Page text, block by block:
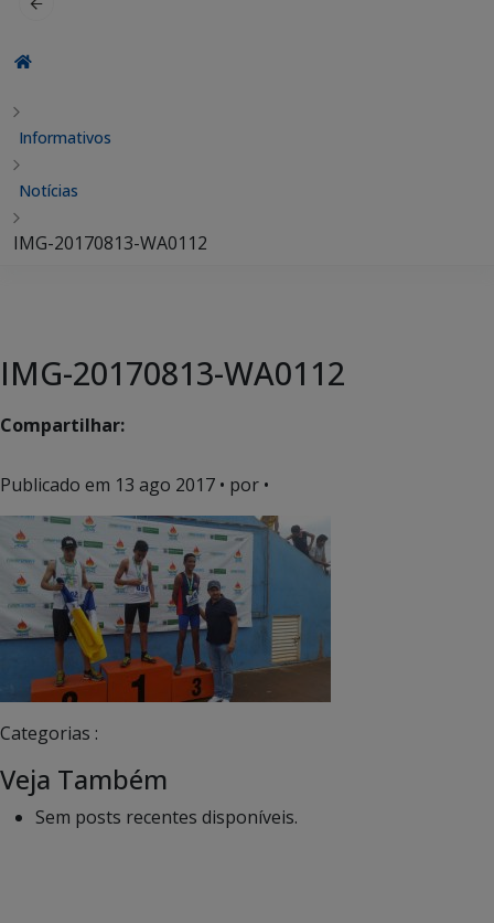
Informativos
Notícias
IMG-20170813-WA0112
IMG-20170813-WA0112
Compartilhar:
Publicado em 13 ago 2017 • por •
Categorias :
Veja Também
Sem posts recentes disponíveis.